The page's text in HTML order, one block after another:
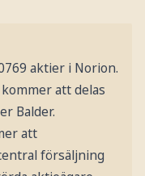
aktier i Norion.
att delas
Balder.
att
försäljning